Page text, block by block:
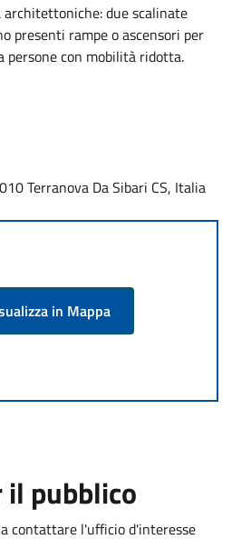
architettoniche: due scalinate
presenti rampe o ascensori per
persone con mobilità ridotta.
Terranova Da Sibari CS, Italia
in Mappa
il pubblico
contattare l'ufficio d'interesse